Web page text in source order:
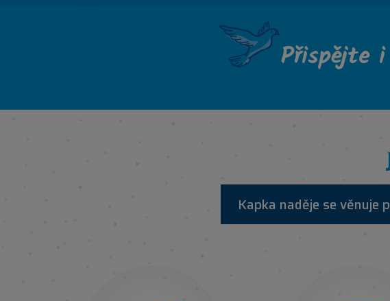
Přispějte
Kapka naděje se věnuje